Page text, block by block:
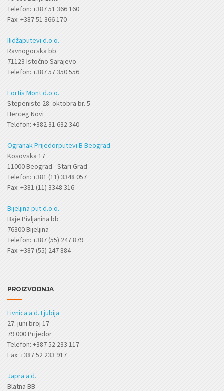
Telefon: +387 51 366 160
Fax: +387 51 366 170
Ilidžaputevi d.o.o.
Ravnogorska bb
71123 Istočno Sarajevo
Telefon: +387 57 350 556
Fortis Mont d.o.o.
Stepeniste 28. oktobra br. 5
Herceg Novi
Telefon: +382 31 632 340
Ogranak Prijedorputevi B Beograd
Kosovska 17
11000 Beograd - Stari Grad
Telefon: +381 (11) 3348 057
Fax: +381 (11) 3348 316
Bijeljina put d.o.o.
Baje Pivljanina bb
76300 Bijeljina
Telefon: +387 (55) 247 879
Fax: +387 (55) 247 884
PROIZVODNJA
Livnica a.d. Ljubija
27. juni broj 17
79 000 Prijedor
Telefon: +387 52 233 117
Fax: +387 52 233 917
Japra a.d.
Blatna BB